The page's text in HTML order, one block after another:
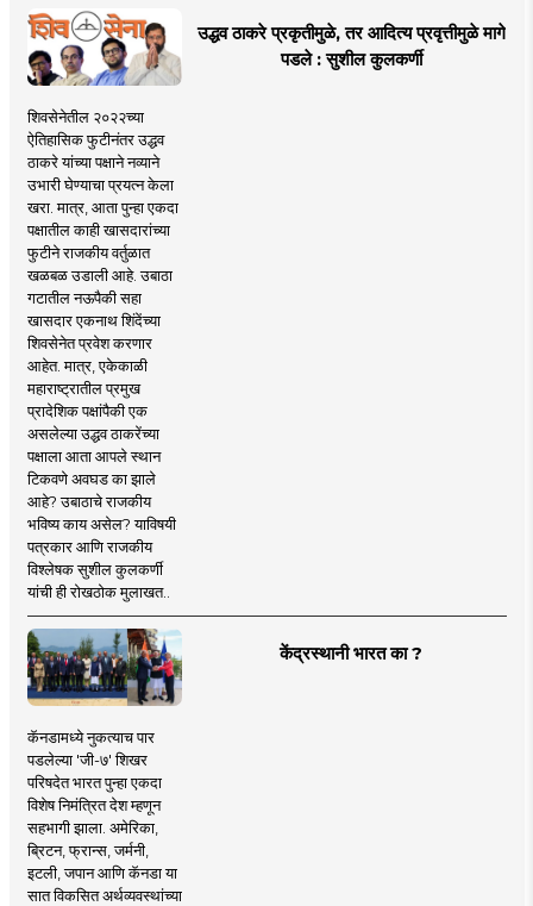
उद्धव ठाकरे प्रकृतीमुळे, तर आदित्य प्रवृत्तीमुळे मागे
पडले : सुशील कुलकर्णी
शिवसेनेतील २०२२च्या
ऐतिहासिक फुटीनंतर उद्धव
ठाकरे यांच्या पक्षाने नव्याने
उभारी घेण्याचा प्रयत्न केला
खरा. मात्र, आता पुन्हा एकदा
पक्षातील काही खासदारांच्या
फुटीने राजकीय वर्तुळात
खळबळ उडाली आहे. उबाठा
गटातील नऊपैकी सहा
खासदार एकनाथ शिंदेंच्या
शिवसेनेत प्रवेश करणार
आहेत. मात्र, एकेकाळी
महाराष्ट्रातील प्रमुख
प्रादेशिक पक्षांपैकी एक
असलेल्या उद्धव ठाकरेंच्या
पक्षाला आता आपले स्थान
टिकवणे अवघड का झाले
आहे? उबाठाचे राजकीय
भविष्य काय असेल? याविषयी
पत्रकार आणि राजकीय
विश्लेषक सुशील कुलकर्णी
यांची ही रोखठोक मुलाखत..
केंद्रस्थानी भारत का ?
कॅनडामध्ये नुकत्याच पार
पडलेल्या 'जी-७' शिखर
परिषदेत भारत पुन्हा एकदा
विशेष निमंत्रित देश म्हणून
सहभागी झाला. अमेरिका,
ब्रिटन, फ्रान्स, जर्मनी,
इटली, जपान आणि कॅनडा या
सात विकसित अर्थव्यवस्थांच्या